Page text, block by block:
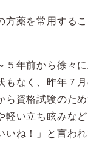
方薬を常用する
５年前から徐々
もなく、昨年７
ら資格試験のた
軽い立ち眩みな
いね！」と言わ